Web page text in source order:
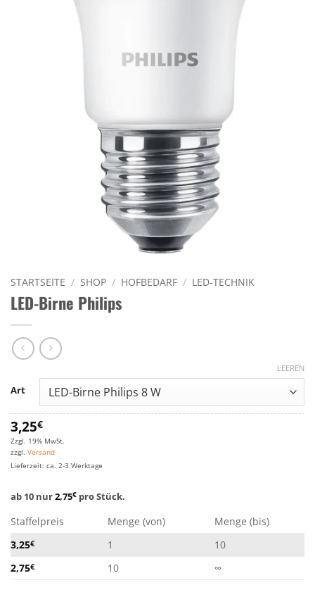
STARTSEITE / SHOP / HOFBEDARF / LED-TECHNIK
LED-Birne Philips
Art
LEEREN
3,25€
Zzgl. 19% MwSt.
zzgl. Versand
Lieferzeit: ca. 2-3 Werktage
ab 10 nur2,75€ pro Stück.
Staffelpreis Menge (von)
Menge (bis)
3,25€ 1
10
2,75€ 10 ∞